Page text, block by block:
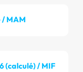
/ MAM
(calculé) / MIF